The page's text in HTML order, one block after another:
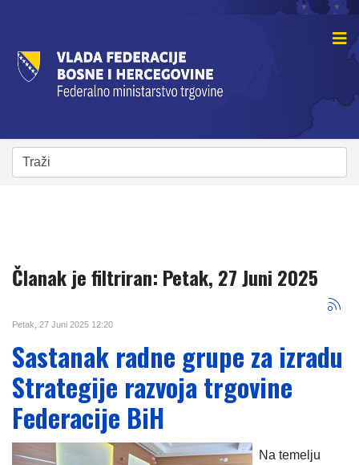
Članak je filtriran: Petak, 27 Juni 2025
Petak, 27 Juni 2025 12:20
Sastanak radne grupe za izradu
Strategije razvoja trgovine
Federacije BiH
Na temelju